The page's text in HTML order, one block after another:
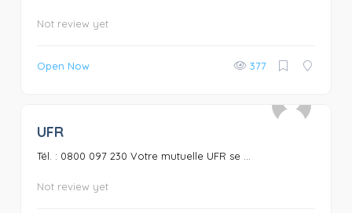
Not review yet
Open Now 377
UFR
Tél. : 0800 097 230 Votre mutuelle UFR se ...
Not review yet